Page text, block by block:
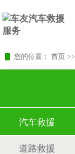
您的位置： 首页 >>
汽车救援
道路救援